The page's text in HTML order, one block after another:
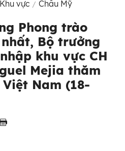
vực Châu Mỹ
Phong trào
Bộ trưởng
khu vực CH
Mejia thăm
Nam (18-